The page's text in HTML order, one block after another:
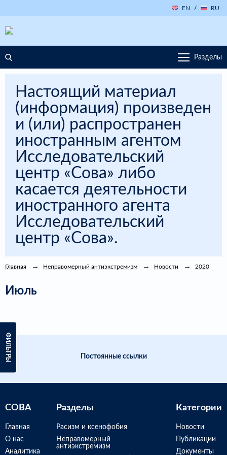
EN / RU
Разделы
Настоящий материал
(информация) произведен
и (или) распространен
иностранным агентом
Исследовательский
центр «Сова» либо
касается деятельности
иностранного агента
Исследовательский
центр «Сова».
ФИЛЬТРЫ
Главная Неправомерный антиэкстремизм Новости 2020
Июль
Постоянные ссылки
СОВА
Главная
О нас
Аналитика
Разделы
Расизм и ксенофобия
Неправомерный
антиэкстремизм
Категории
Новости
Публикации
Документы